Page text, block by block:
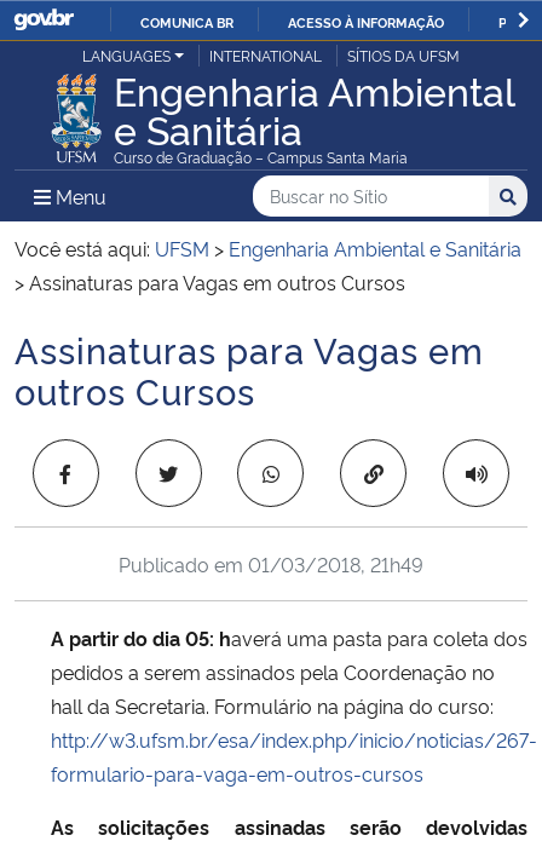
IR
PARA
O
CONTEÚDO
COMUNICA BR ACESSO À INFORMAÇÃO
Ministério da Justiça e Segurança Pública
Ministério da Defesa
Ministério das Relações Exteriores
Ministério da Infraestrutura
Ministério da Educação
Ministério da Cidadania
Ministério de Minas e Energia
Ministério da Ciência, Tecnologia, Inovações e Comunicações
Ministério do Meio Ambiente
LANGUAGES INTERNATIONAL SÍTIOS DA UFSM
Engenharia Ambiental
e Sanitária
Curso de Graduação – Campus Santa Maria
Menu Menu Principal do Sítio
Busca
Buscar no no Sítio
Busca:
Você está aqui: UFSM > Engenharia Ambiental e Sanitária
>Assinaturas para Vagas em outros Cursos
Início do conteúdo
Assinaturas para Vagas em
outros Cursos
Copiar para área
Publicado em 01/03/2018, 21h49
A partir do dia 05: haverá uma pasta para coleta dos
pedidos a serem assinados pela Coordenação no
hall da Secretaria. Formulário na página do curso:
http://w3.ufsm.br/esa/index.php/inicio/noticias/267-
formulario-para-vaga-em-outros-cursos
As solicitações assinadas serão devolvidas